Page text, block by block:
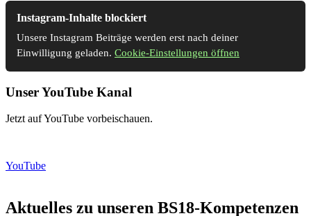
Instagram-Inhalte blockiert
Unsere Instagram Beiträge werden erst nach deiner
Einwilligung geladen. Cookie-Einstellungen öffnen
Unser YouTube Kanal
Jetzt auf YouTube vorbeischauen.
YouTube
Aktuelles zu unseren BS18-Kompetenzen